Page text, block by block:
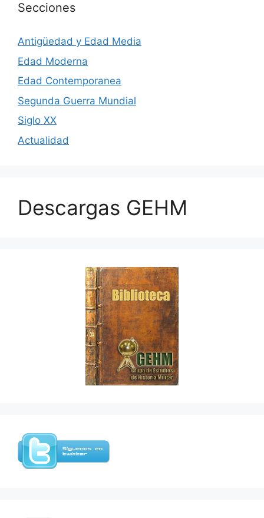
Secciones
Antigüedad y Edad Media
Edad Moderna
Edad Contemporanea
Segunda Guerra Mundial
Siglo XX
Actualidad
Descargas GEHM